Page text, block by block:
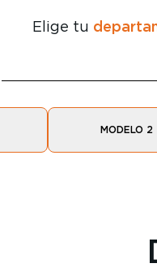
Elige tu
MODELO 2